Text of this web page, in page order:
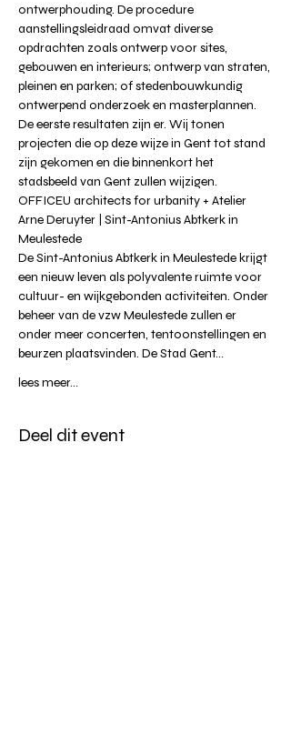
ontwerphouding. De procedure
aanstellingsleidraad omvat diverse
opdrachten zoals ontwerp voor sites,
gebouwen en interieurs; ontwerp van straten,
pleinen en parken; of stedenbouwkundig
ontwerpend onderzoek en masterplannen.
De eerste resultaten zijn er. Wij tonen
projecten die op deze wijze in Gent tot stand
zijn gekomen en die binnenkort het
stadsbeeld van Gent zullen wijzigen.
OFFICEU architects for urbanity + Atelier
Arne Deruyter | Sint-Antonius Abtkerk in
Meulestede
De Sint-Antonius Abtkerk in Meulestede krijgt
een nieuw leven als polyvalente ruimte voor
cultuur- en wijkgebonden activiteiten. Onder
beheer van de vzw Meulestede zullen er
onder meer concerten, tentoonstellingen en
beurzen plaatsvinden. De Stad Gent…
lees meer...
Deel dit event